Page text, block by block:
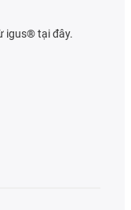
igus® tại đây.